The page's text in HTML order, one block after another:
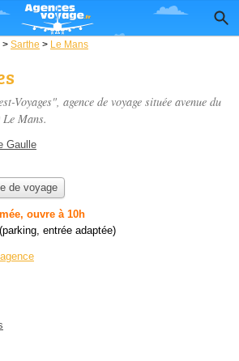
> Sarthe > Le Mans
Voyages", agence de voyage située avenue du
Mans.
Gaulle
de voyage
ouvre à 10h
(parking, entrée adaptée)